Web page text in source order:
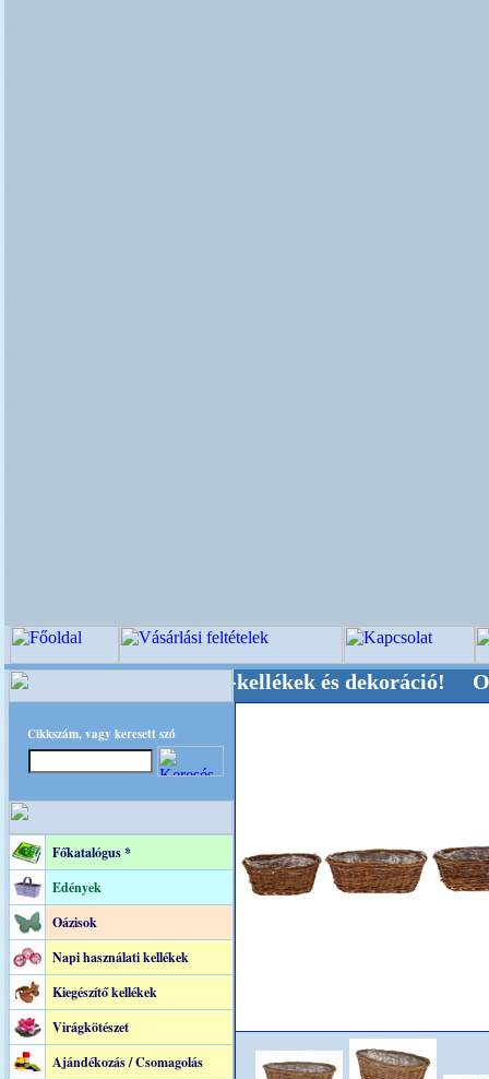
Cikkszám, vagy keresett szó
Főkatalógus *
Edények
Oázisok
Napi használati kellékek
Kiegészítő kellékek
Virágkötészet
Ajándékozás / Csomagolás
, Kegyeleti-kellékek és dekoráció!